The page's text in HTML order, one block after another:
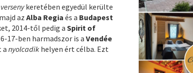
versenykeretében egyedül kerülte
azAlba Regia és a Budapest
2014-től pedig aSpirit of
17-ben harmadszor is aVendée
anyolcadik helyen ért célba. Ezt